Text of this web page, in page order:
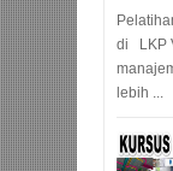
di LKP
lebih ...